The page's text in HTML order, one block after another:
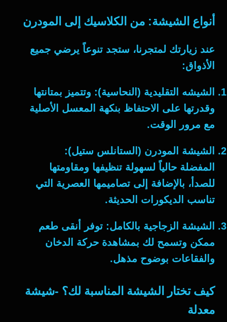
أنواع الشيشة: من الكلاسيك إلى المودرن
عند زيارتك لمتجرنا، ستجد تنوعاً يرضي جميع
الأذواق:
الشيشه التقليدية (النحاسية): وتتميز بمتانتها
وقدرتها على الاحتفاظ بنكهة المعسل الأصلية
مع مرور الوقت.
الشيشة المودرن (الستانلس ستيل):
المفضلة حالياً لسهولة تنظيفها ومقاومتها
للصدأ، بالإضافة إلى تصاميمها العصرية التي
تناسب الديكورات الحديثة.
الشيشة الزجاجية بالكامل: توفر أنقى طعم
ممكن وتسمح لك بمشاهدة حركة الدخان
والفقاعات بوضوح مذهل.
كيف تختار الشيشة المناسبة لك؟ -شيشة
معدلة